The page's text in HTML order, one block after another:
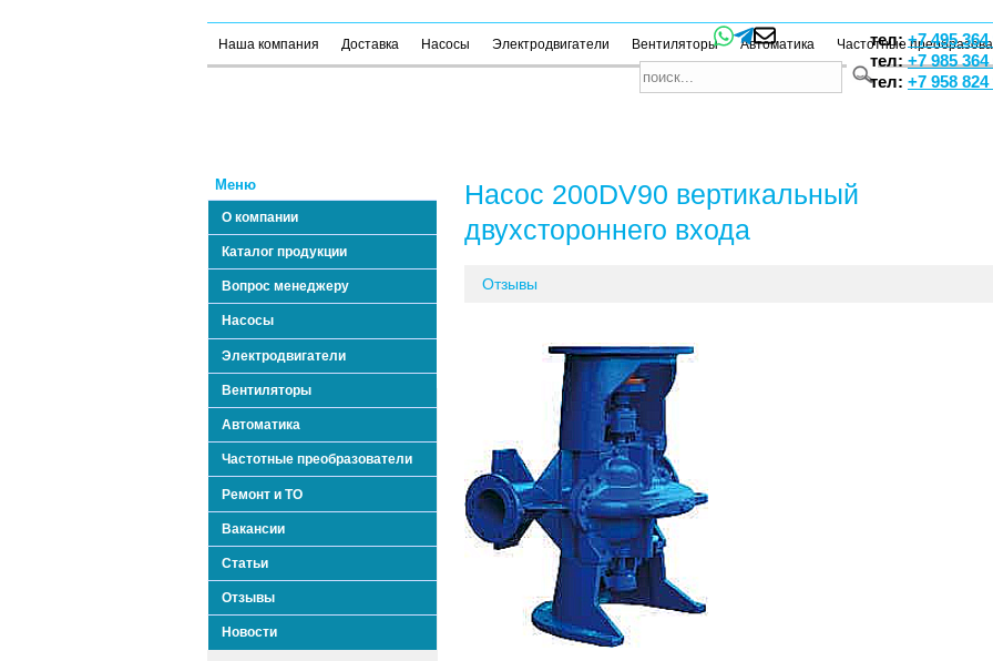
тел:+7 495 364
тел:+7 985 364
тел: +7 958 824
Наша компания Доставка Насосы Электродвигатели Вентиляторы Автоматика Частотные
Меню
О компании
Каталог продукции
Вопрос менеджеру
Насосы
Электродвигатели
Вентиляторы
Автоматика
Частотные преобразователи
Ремонт и ТО
Вакансии
Статьи
Отзывы
Новости
Насос 200DV90 вертикальный
двухстороннего входа
Отзывы